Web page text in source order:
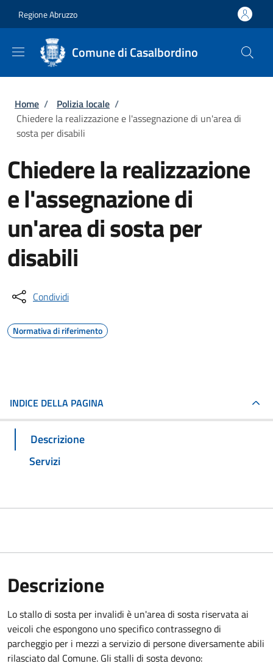
Regione Abruzzo
Comune di Casalbordino
Briciole di pane
Home / Polizia locale /
Chiedere la realizzazione e l'assegnazione di un'area di
sosta per disabili
Chiedere la realizzazione
e l'assegnazione di
un'area di sosta per
disabili
Condividi
Normativa di riferimento
INDICE DELLA PAGINA
Descrizione
Servizi
Descrizione
Lo stallo di sosta per invalidi è un'area di sosta riservata ai
veicoli che espongono uno specifico contrassegno di
parcheggio per i mezzi a servizio di persone diversamente abili
rilasciato dal Comune. Gli stalli di sosta devono: